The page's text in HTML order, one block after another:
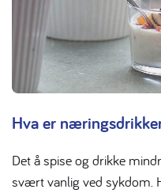
Hva er
Det å spise og drikke
svært vanlig ved sykdom.